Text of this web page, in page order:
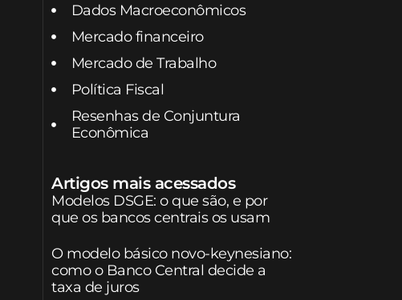
Dados Macroeconômicos
Mercado financeiro
Mercado de Trabalho
Política Fiscal
Resenhas de Conjuntura
Econômica
Artigos mais acessados
Modelos DSGE: o que são, e por
que os bancos centrais os usam
O modelo básico novo-keynesiano:
como o Banco Central decide a
taxa de juros